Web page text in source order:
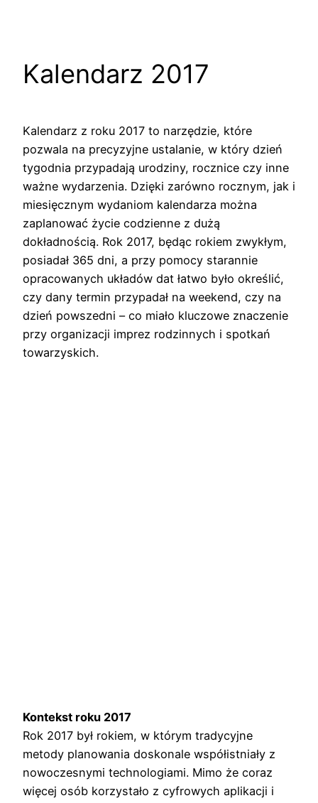
Kalendarz 2017
Kalendarz z roku 2017 to narzędzie, które
pozwala na precyzyjne ustalanie, w który dzień
tygodnia przypadają urodziny, rocznice czy inne
ważne wydarzenia. Dzięki zarówno rocznym, jak i
miesięcznym wydaniom kalendarza można
zaplanować życie codzienne z dużą
dokładnością. Rok 2017, będąc rokiem zwykłym,
posiadał 365 dni, a przy pomocy starannie
opracowanych układów dat łatwo było określić,
czy dany termin przypadał na weekend, czy na
dzień powszedni – co miało kluczowe znaczenie
przy organizacji imprez rodzinnych i spotkań
towarzyskich.
Kontekst roku 2017
Rok 2017 był rokiem, w którym tradycyjne
metody planowania doskonale współistniały z
nowoczesnymi technologiami. Mimo że coraz
więcej osób korzystało z cyfrowych aplikacji i